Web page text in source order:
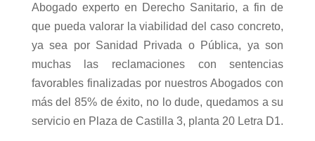
Abogado experto en Derecho Sanitario, a fin de
que pueda valorar la viabilidad del caso concreto,
ya sea por Sanidad Privada o Pública, ya son
muchas las reclamaciones con sentencias
favorables finalizadas por nuestros Abogados con
más del 85% de éxito, no lo dude, quedamos a su
servicio en Plaza de Castilla 3, planta 20 Letra D1.